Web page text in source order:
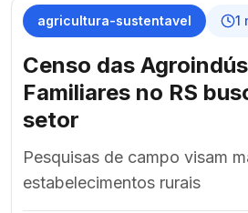
agricultura-sustentavel 1
Censo das
Familiares no RS
setor
Pesquisas de campo visam
estabelecimentos rurais